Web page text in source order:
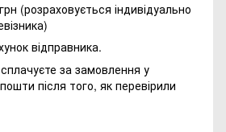
(розраховується індивідуально
відправника.
за замовлення у
пошти після того, як перевірили